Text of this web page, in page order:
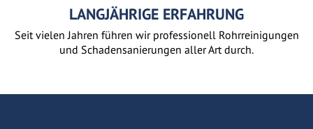
LANGJÄHRIGE ERFAHRUNG
Seit vielen Jahren führen wir professionell Rohrreinigungen
und Schadensanierungen aller Art durch.